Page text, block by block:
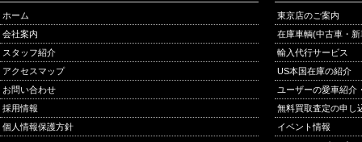
ホーム
会社案内
スタッフ紹介
アクセスマップ
お問い合わせ
採用情報
個人情報保護方針
東京店のご案内
在庫車輌(中古車・
輸入代行サービス
US本国在庫の紹介
ユーザーの愛車紹介
無料買取査定の申し
イベント情報